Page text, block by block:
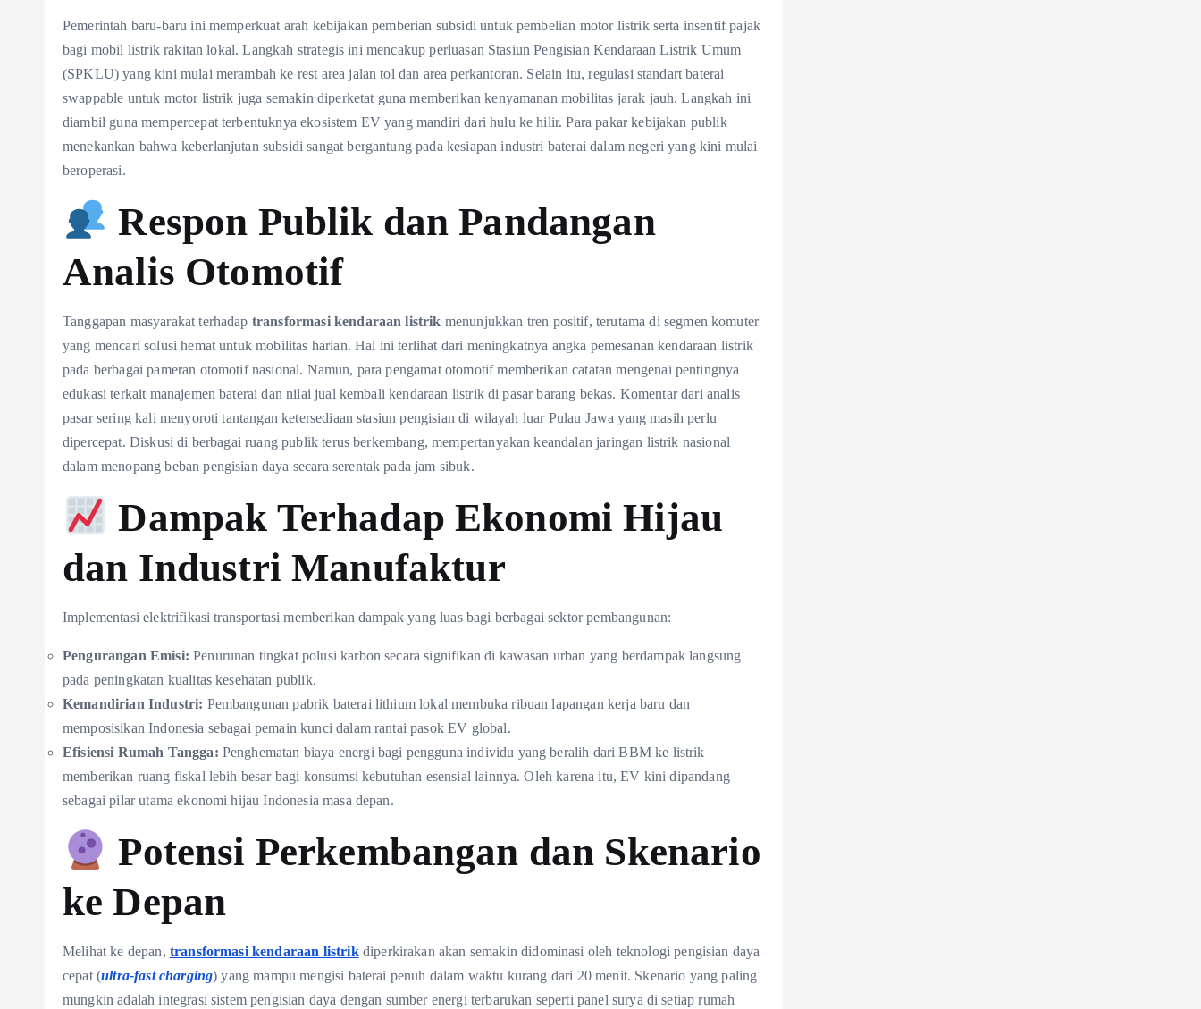
Pemerintah baru-baru ini memperkuat arah kebijakan pemberian subsidi untuk pembelian motor listrik serta insentif pajak
bagi mobil listrik rakitan lokal. Langkah strategis ini mencakup perluasan Stasiun Pengisian Kendaraan Listrik Umum
(SPKLU) yang kini mulai merambah ke rest area jalan tol dan area perkantoran. Selain itu, regulasi standart baterai
swappable untuk motor listrik juga semakin diperketat guna memberikan kenyamanan mobilitas jarak jauh. Langkah ini
diambil guna mempercepat terbentuknya ekosistem EV yang mandiri dari hulu ke hilir. Para pakar kebijakan publik
menekankan bahwa keberlanjutan subsidi sangat bergantung pada kesiapan industri baterai dalam negeri yang kini mulai
beroperasi.
Respon Publik dan Pandangan
Analis Otomotif
Tanggapan masyarakat terhadap transformasi kendaraan listrik menunjukkan tren positif, terutama di segmen komuter
yang mencari solusi hemat untuk mobilitas harian. Hal ini terlihat dari meningkatnya angka pemesanan kendaraan listrik
pada berbagai pameran otomotif nasional. Namun, para pengamat otomotif memberikan catatan mengenai pentingnya
edukasi terkait manajemen baterai dan nilai jual kembali kendaraan listrik di pasar barang bekas. Komentar dari analis
pasar sering kali menyoroti tantangan ketersediaan stasiun pengisian di wilayah luar Pulau Jawa yang masih perlu
dipercepat. Diskusi di berbagai ruang publik terus berkembang, mempertanyakan keandalan jaringan listrik nasional
dalam menopang beban pengisian daya secara serentak pada jam sibuk.
Dampak Terhadap Ekonomi Hijau
dan Industri Manufaktur
Implementasi elektrifikasi transportasi memberikan dampak yang luas bagi berbagai sektor pembangunan:
Pengurangan Emisi: Penurunan tingkat polusi karbon secara signifikan di kawasan urban yang berdampak langsung
pada peningkatan kualitas kesehatan publik.
Kemandirian Industri: Pembangunan pabrik baterai lithium lokal membuka ribuan lapangan kerja baru dan
memposisikan Indonesia sebagai pemain kunci dalam rantai pasok EV global.
Efisiensi Rumah Tangga: Penghematan biaya energi bagi pengguna individu yang beralih dari BBM ke listrik
memberikan ruang fiskal lebih besar bagi konsumsi kebutuhan esensial lainnya. Oleh karena itu, EV kini dipandang
sebagai pilar utama ekonomi hijau Indonesia masa depan.
Potensi Perkembangan dan Skenario
ke Depan
Melihat ke depan, transformasi kendaraan listrikdiperkirakan akan semakin didominasi oleh teknologi pengisian daya
cepat (ultra-fast charging) yang mampu mengisi baterai penuh dalam waktu kurang dari 20 menit. Skenario yang paling
mungkin adalah integrasi sistem pengisian daya dengan sumber energi terbarukan seperti panel surya di setiap rumah